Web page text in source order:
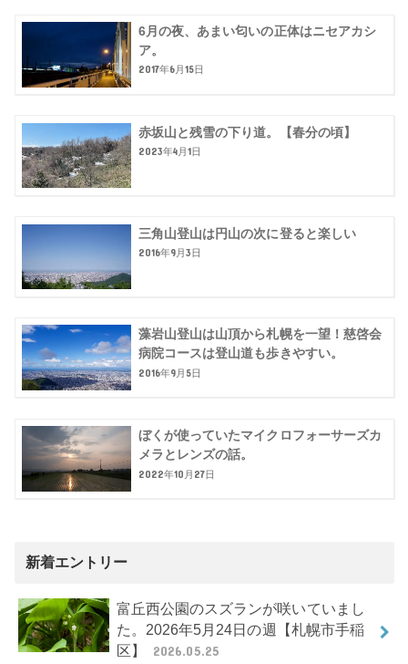
6月の夜、あまい匂いの正体はニセアカシ
ア。
2017年6月15日
赤坂山と残雪の下り道。【春分の頃】
2023年4月1日
三角山登山は円山の次に登ると楽しい
2016年9月3日
藻岩山登山は山頂から札幌を一望！慈啓会
病院コースは登山道も歩きやすい。
2016年9月5日
ぼくが使っていたマイクロフォーサーズカ
メラとレンズの話。
2022年10月27日
新着エントリー
富丘西公園のスズランが咲いていまし
た。2026年5月24日の週【札幌市手稲
区】
2026.05.25